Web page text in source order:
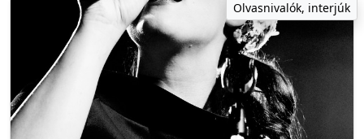
Olvasnivalók, interjúk